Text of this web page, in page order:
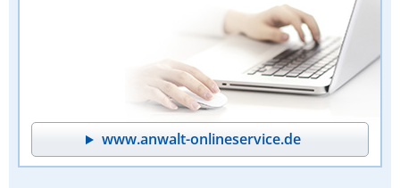
www.anwalt-onlineservice.de